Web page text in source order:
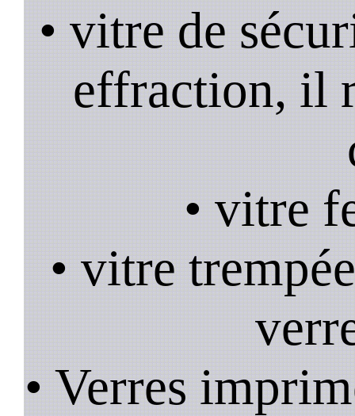
• vitre de
effraction, il
• vitre
• vitre
• Verres